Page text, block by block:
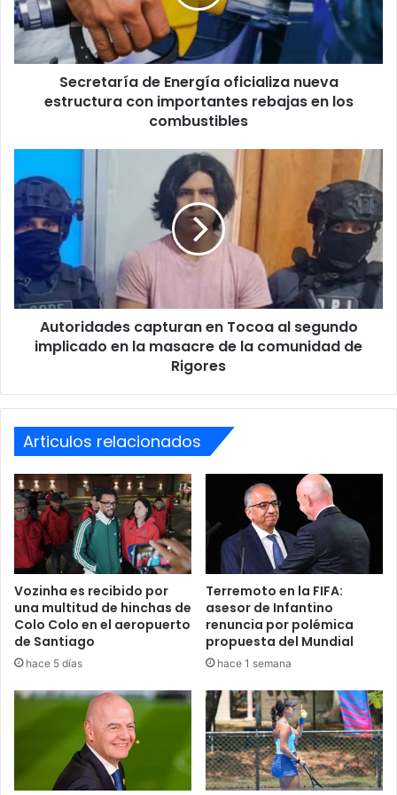
Cronograma de pretemporada y
gira internacional
La planificación del equipo capitalino contempla una
importante fase de preparación fuera del territorio
hondureño:
Evento
Fecha
Programad
a
Lugar
Principal
Exámenes
médicos y
pruebas
22 de junio
autorizadas
física de
del plantel.
Inicio de
entrenamie
ntos
22 de junio
Sedes
habituales
del club
Nivelación
de ritmo y
adaptación
de nuevos
fichajes.
Gira
al de
amistosos
Mes de julio
Unidos
Elevar nivel
acercamient
o con la
afición.
Rival de
estructura
con
importantes
rebajas
Secretaría de Energía oficializa nueva
estructura con importantes rebajas en los
combustibles
capturan
en
Tocoa
al
segundo
implicado
en
la
masacre
de
Autoridades capturan en Tocoa al segundo
implicado en la masacre de la comunidad de
Rigores
Articulos relacionados
Vozinha es recibido por
una multitud de hinchas de
Colo Colo en el aeropuerto
de Santiago
hace 5 días
Terremoto en la FIFA:
asesor de Infantino
renuncia por polémica
propuesta del Mundial
hace 1 semana